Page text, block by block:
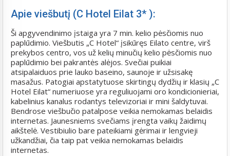
Apie viešbutį (C Hotel Eilat 3* ):
Ši apgyvendinimo įstaiga yra 7 min. kelio pėsčiomis nuo
paplūdimio. Viešbutis „C Hotel“ įsikūręs Eilato centre, virš
prekybos centro, vos už kelių minučių kelio pėsčiomis nuo
paplūdimio bei pakrantės alėjos. Svečiai puikiai
atsipalaiduos prie lauko baseino, saunoje ir užsisakę
masažus. Patogiai apstatytuose skirtingų dydžių ir klasių „C
Hotel Eilat“ numeriuose yra reguliuojami oro kondicionieriai,
kabelinius kanalus rodantys televizoriai ir mini šaldytuvai.
Bendrose viešbučio patalpose veikia nemokamas belaidis
internetas. Jaunesniems svečiams įrengta vaikų žaidimų
aikštelė. Vestibiulio bare pateikiami gėrimai ir lengvieji
užkandžiai, čia taip pat veikia nemokamas belaidis
internetas.